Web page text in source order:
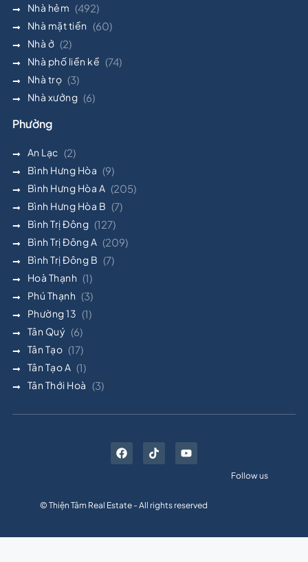
Nhà hẻm (492)
Nhà mặt tiền (60)
Nhà ở (2)
Nhà phố liền kề (74)
Nhà trọ (3)
Nhà xưởng (6)
Phường
An Lạc (2)
Bình Hưng Hòa (9)
Bình Hưng Hòa A (205)
Bình Hưng Hòa B (7)
Bình Trị Đông (127)
Bình Trị Đông A (209)
Bình Trị Đông B (7)
Hoà Thạnh (1)
Phú Thạnh (3)
Phường 13 (1)
Tân Quý (6)
Tân Tạo (17)
Tân Tạo A (1)
Tân Thới Hoà (3)
© Thiện Tâm Real Estate - All rights reserved
Follow us